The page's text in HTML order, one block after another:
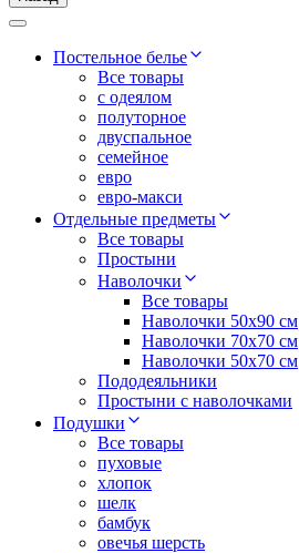
Постельное белье
Все товары
с одеялом
полуторное
двуспальное
семейное
евро
евро-макси
Отдельные предметы
Все товары
Простыни
Наволочки
Все товары
Наволочки 50x90 см
Наволочки 70x70 cм
Наволочки 50х70 см
Пододеяльники
Простыни с наволочками
Подушки
Все товары
пуховые
хлопок
шелк
бамбук
овечья шерсть